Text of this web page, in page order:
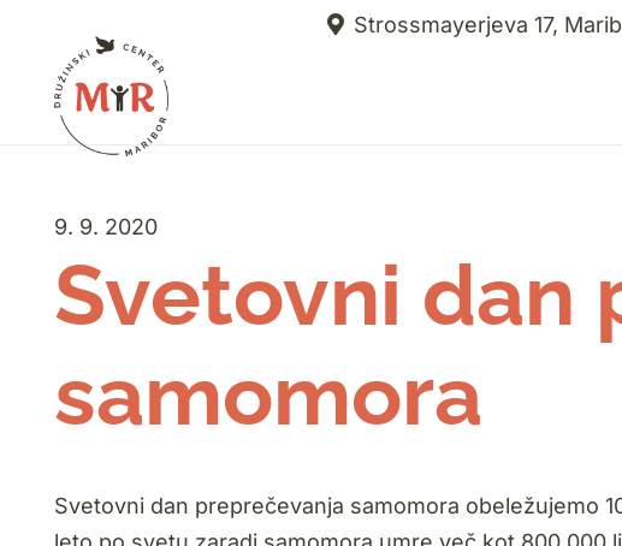
Strossmayerjeva 17,
9. 9. 2020
Svetovni dan
samomora
Svetovni dan preprečevanja samomora obeležujemo